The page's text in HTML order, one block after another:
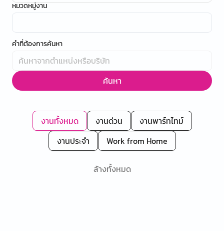
หมวดหมู่งาน
คำที่ต้องการค้นหา
ค้นหา
งานทั้งหมด งานด่วน
งานพาร์ทไทม์
งานประจำ
Work from Home
ล้างทั้งหมด